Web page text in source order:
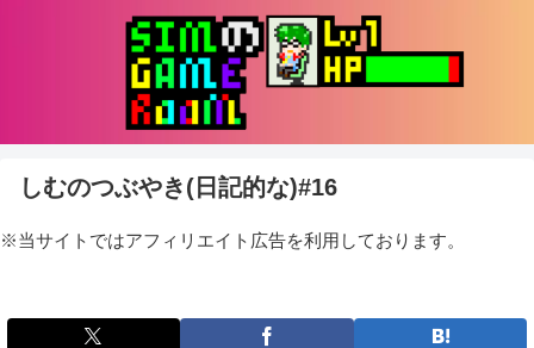
しむのつぶやき(日記的な)#16
※当サイトではアフィリエイト広告を利用しております。